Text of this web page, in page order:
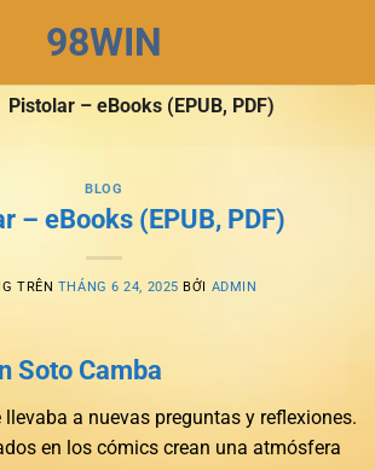
98WIN
Pistolar – eBooks (EPUB, PDF)
BLOG
– eBooks (EPUB, PDF)
TRÊN THÁNG 6 24, 2025 BỞI ADMIN
Soto Camba
a nuevas preguntas y reflexiones.
en los cómics crean una atmósfera